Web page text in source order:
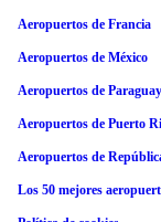
Aeropuertos de Francia
Aeropuertos de México
Aeropuertos de Paraguay
Aeropuertos de Puerto
Aeropuertos de
Los 50 mejores